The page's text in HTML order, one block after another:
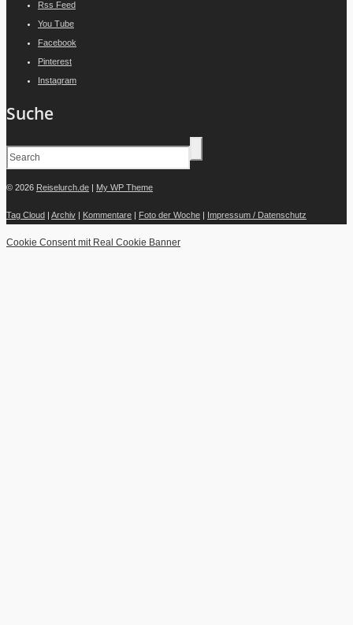
Rss Feed
You Tube
Facebook
Pinterest
Instagram
Suche
© 2026 Reiselurch.de | My WP Theme
Tag Cloud | Archiv | Kommentare | Foto der Woche | Impressum / Datenschutz
Cookie Consent mit Real Cookie Banner